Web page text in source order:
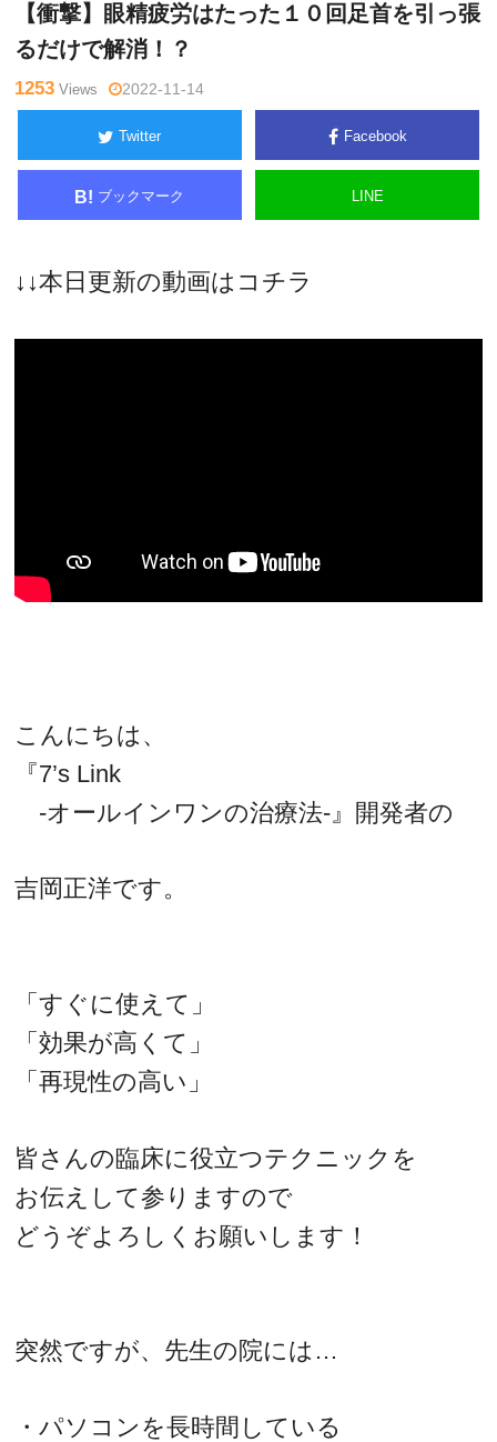
【衝撃】眼精疲労はたった１０回足首を引っ張
るだけで解消！？
1253 Views 2022-11-14
Twitter Facebook
B! ブックマーク LINE
↓↓本日更新の動画はコチラ
こんにちは、
『7’s Link
-オールインワンの治療法-』開発者の
吉岡正洋です。
「すぐに使えて」
「効果が高くて」
「再現性の高い」
皆さんの臨床に役立つテクニックを
お伝えして参りますので
どうぞよろしくお願いします！
突然ですが、先生の院には…
・パソコンを長時間している